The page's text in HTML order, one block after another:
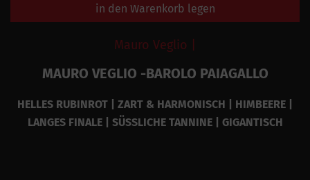
in den Warenkorb legen
Mauro Veglio |
MAURO VEGLIO -BAROLO PAIAGALLO
HELLES RUBINROT | ZART & HARMONISCH | HIMBEERE |
LANGES FINALE | SÜSSLICHE TANNINE | GIGANTISCH